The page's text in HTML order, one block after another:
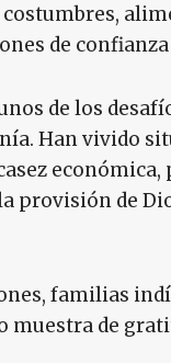
de
de los
Han vivido
provisión de
familias
muestra de